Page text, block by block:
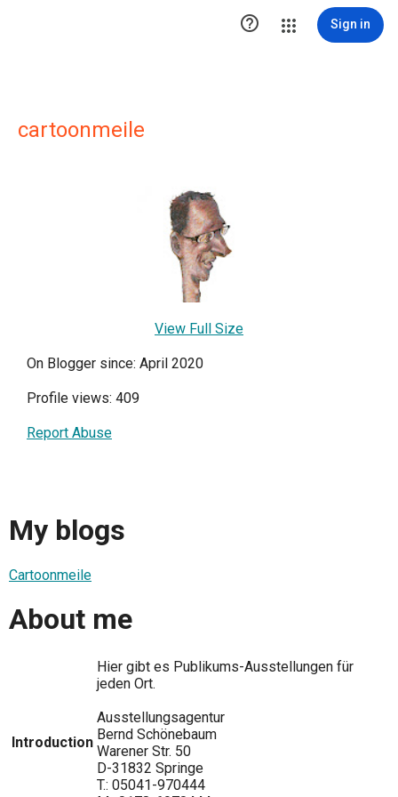
 Sign in
cartoonmeile
View Full Size
On Blogger since: April 2020
Profile views: 409
Report Abuse
My blogs
Cartoonmeile
About me
Introduction
Hier gibt es Publikums-Ausstellungen für
jeden Ort.
Ausstellungsagentur
Bernd Schönebaum
Warener Str. 50
D-31832 Springe
T.: 05041-970444